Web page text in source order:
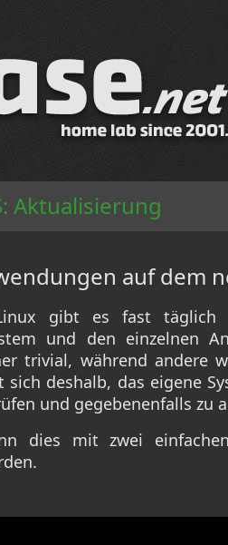
Aktualisierung
auf dem
gibt es fast täglich
und den einzelnen
trivial, während andere
sich deshalb, das eigene
und gegebenenfalls zu
dies mit zwei